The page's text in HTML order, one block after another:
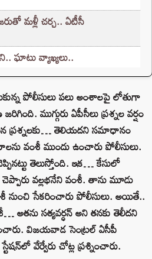
మళ్లీ చర్చ.. ఏటీసీ
ఘాటు వ్యాఖ్యలు..
పోలీసులు పలు అంశాలపై లోతుగా
ముగ్గురు ఏపీసీలు ప్రశ్నల వర్షం
ప్రశ్నలకు… తెలియదని సమాధానం
వంశీ ముందు ఉంచారు పోలీసులు.
తెలుస్తోంది. ఇక… కేసులో
వల్లభనేని వంశీ. తాను మూడు
నుంచి సేకరించారు పోలీసులు. అయితే..
అతను సత్యవర్ధన్‌ అని తనకు తెలీదని
విజయవాడ సెంట్రల్‌ ఏసీపీ
వేర్వేరు చోట్ల ప్రశ్నించారు.